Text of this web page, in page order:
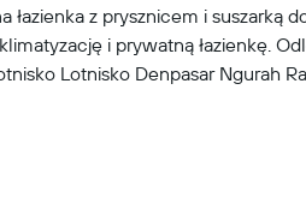
z prysznicem i suszarką
i prywatną łazienkę.
Lotnisko Denpasar Ngurah